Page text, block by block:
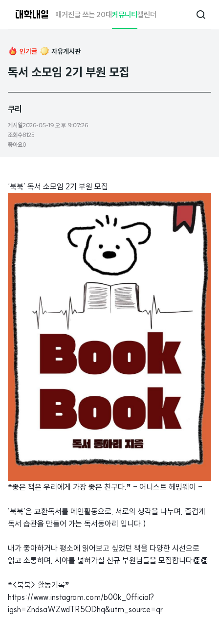
매거진글 쓰는 20대커뮤니티캘린더
검
인기글 자유게시판
독서 소모임 2기 부원 모집
쿠리
게시일2026-05-19 오후 9:07:26
조회수8125
좋아요0
‘북북’ 독서 소모임 2기 부원 모집
❝좋은 책은 우리에게 가장 좋은 친구다.❞ - 어니스트 헤밍웨이 -
’북북‘은 교환독서를 메인활동으로, 서로의 생각을 나누며, 즐겁게
독서 습관을 만들어 가는 독서동아리 입니다:)
내가 좋아하거나 평소에 읽어보고 싶었던 책을 다양한 시선으로
읽고 소통하며, 시야를 넓혀가실 신규 부원님들을 모집합니다👏👏
❝<북북> 활동기록❞
https://www.instagram.com/b00k_0fficial?
igsh=ZndsaWZwdTR5ODhq&utm_source=qr